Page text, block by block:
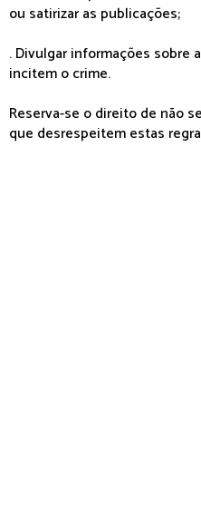
ou satirizar as publicações;
. Divulgar informações sobre
incitem o crime.
Reserva-se o direito de não
que desrespeitem estas